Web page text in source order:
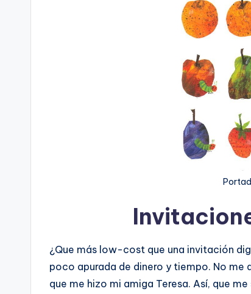
¿Que más low-cost que una invitación
poco apurada de dinero y tiempo. No
que me hizo mi amiga Teresa. Así, que